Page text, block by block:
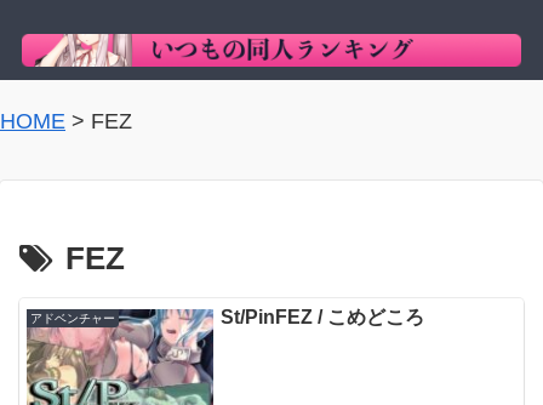
HOME > FEZ
FEZ
アドベンチャー St/PinFEZ / こめどころ